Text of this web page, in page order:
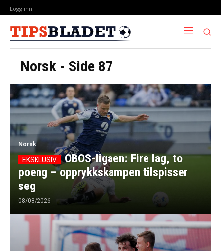
Logg inn
Norsk - Side 87
Norsk
OBOS-ligaen: Fire lag, to
poeng – opprykkskampen tilspisser
seg
08/08/2026